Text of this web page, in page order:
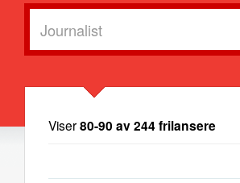
Viser80-90 av 244 frilansere